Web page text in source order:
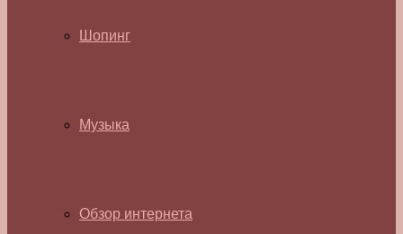
Шопинг
Музыка
Обзор интернета